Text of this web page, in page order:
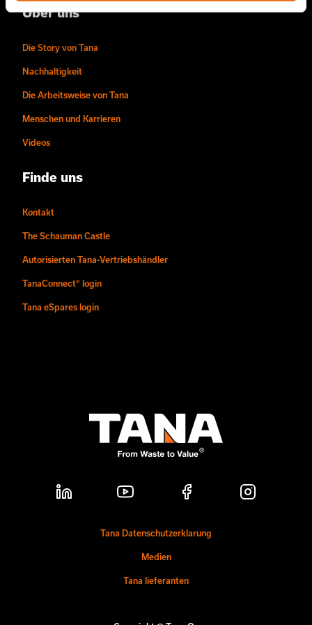
Über uns
Die Story von Tana
Nachhaltigkeit
Die Arbeitsweise von Tana
Menschen und Karrieren
Videos
Finde uns
Kontakt
The Schauman Castle
Autorisierten Tana-Vertriebshändler
TanaConnect® login
Tana eSpares login
Tana Datenschutzerklarung
Medien
Tana lieferanten